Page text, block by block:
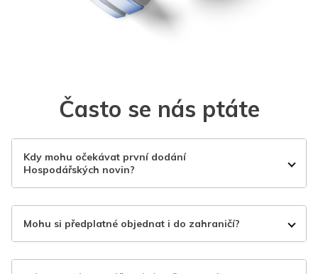
Často se nás ptáte
Kdy mohu očekávat první dodání
Hospodářských novin?
Mohu si předplatné objednat i do zahraničí?